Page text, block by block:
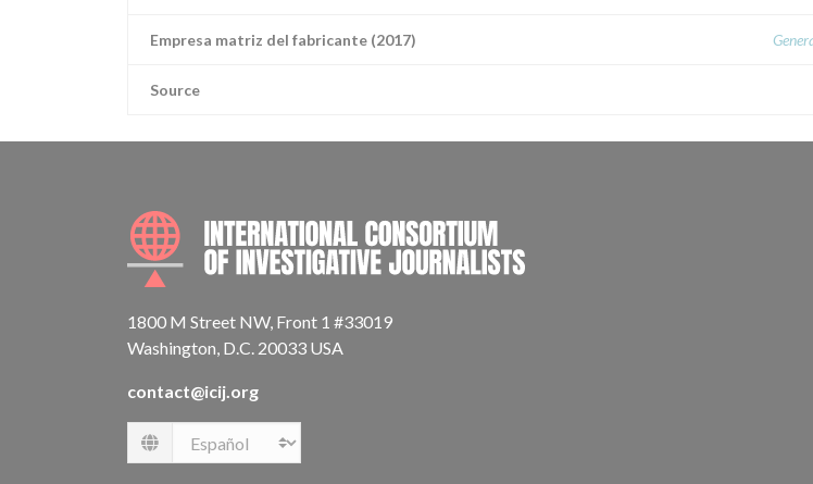
Empresa matriz del fabricante (2017)
Source
INTERNATIONAL
1800 M Street NW, Front 1 #33019
Washington, D.C. 20033 USA
contact@icij.org
Language